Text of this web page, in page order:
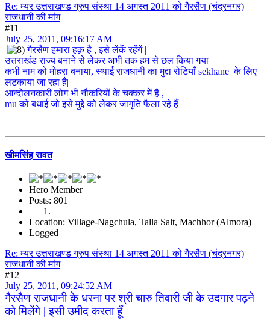
Re: म्यर उत्तराखण्ड ग्रुप संस्था 14 अगस्त 2011 को गैरसैण (चंद्रनगर)
राजधानी की मांग
#11
July 25, 2011, 09:16:17 AM
गैरसैण हमारा हक़ है , इसे लेंकें रहेंगें |
उत्तराखंड राज्य बनाने से लेकर अभी तक हम से छल किया गया |
कभी नाम को मोहरा बनाया, स्थाई राजधानी का मुद्दा रोटियाँ sekhane के लिए
लटकाया जा रहा है|
आन्दोलनकारी लोग भी नौकरियों के चक्कर में हैं ,
mu को बधाई जो इसे मुद्दे को लेकर जागृति फैला रहे हैं |
खीमसिंह रावत
Hero Member
Posts: 801
Location: Village-Nagchula, Talla Salt, Machhor (Almora)
Logged
Re: म्यर उत्तराखण्ड ग्रुप संस्था 14 अगस्त 2011 को गैरसैण (चंद्रनगर)
राजधानी की मांग
#12
July 25, 2011, 09:24:52 AM
गैरसैण राजधानी के धरना पर श्री चारु तिवारी जी के उदगार पढ़ने
को मिलेंगे | इसी उमीद करता हूँ